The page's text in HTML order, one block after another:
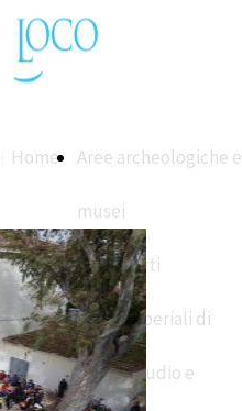
Home Aree archeologiche e
musei
Porti
Imperiali di
Claudio e